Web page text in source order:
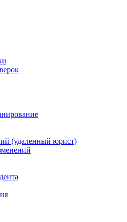
(удаленный юрист)